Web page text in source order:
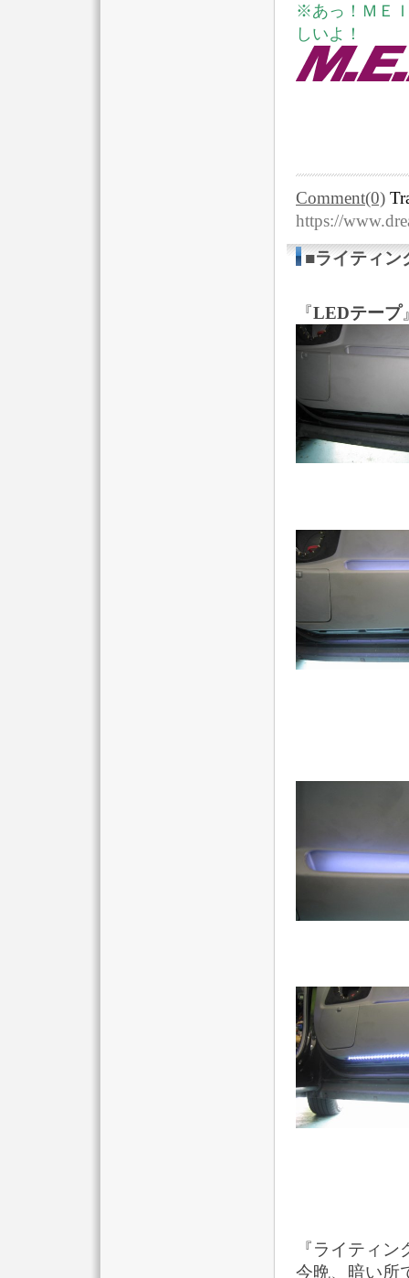
※あっ！ＭＥ
しいよ！
Comment(0)
https://
■ライティン
『LEDテープ
『ライティ
今晩、暗い所